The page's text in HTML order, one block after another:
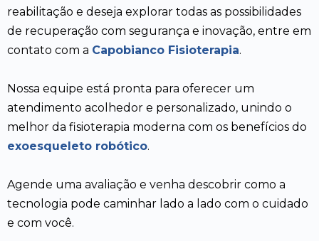
reabilitação e deseja explorar todas as possibilidades
de recuperação com segurança e inovação, entre em
contato com a Capobianco Fisioterapia.
Nossa equipe está pronta para oferecer um
atendimento acolhedor e personalizado, unindo o
melhor da fisioterapia moderna com os benefícios do
exoesqueleto robótico.
Agende uma avaliação e venha descobrir como a
tecnologia pode caminhar lado a lado com o cuidado
e com você.